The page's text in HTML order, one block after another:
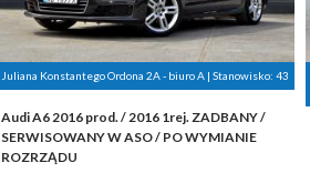
Juliana Konstantego Ordona 2A - biuro A | Stanowisko: 43
Audi A6 2016 prod. / 2016 1rej. ZADBANY /
SERWISOWANY W ASO / PO WYMIANIE
ROZRZĄDU